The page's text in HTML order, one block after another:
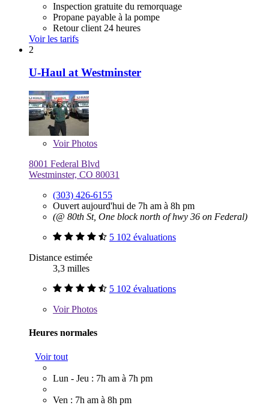
Inspection gratuite du remorquage
Propane payable à la pompe
Retour client 24 heures
Voir les tarifs
2
U-Haul at Westminster
VoirPhotos
8001 Federal Blvd
Westminster, CO 80031
(303) 426-6155
Ouvert aujourd'hui de 7h am à 8h pm
(@ 80th St, One block north of hwy 36 on Federal)
5 102 évaluations
Distance estimée
3,3 milles
5 102 évaluations
VoirPhotos
Heures normales
Voir tout
Lun - Jeu : 7h am à 7h pm
Ven : 7h am à 8h pm